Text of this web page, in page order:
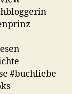
#buchliebe